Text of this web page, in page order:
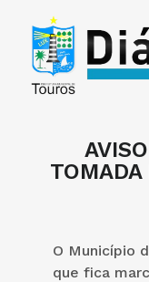
O Município
que fica
PERGUNTAS